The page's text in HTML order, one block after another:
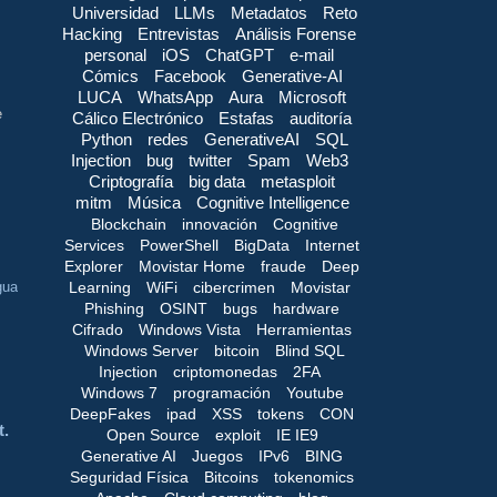
Universidad
LLMs Metadatos
Reto
Hacking
Entrevistas
Análisis Forense
personal
iOS ChatGPT
e-mail
Cómics
Facebook
Generative-AI
LUCA
WhatsApp Aura
Microsoft
Cálico Electrónico
Estafas
auditoría
Python
redes GenerativeAI
SQL
Injection
bug twitter Spam
Web3
Criptografía
big data
metasploit
mitm
Música Cognitive Intelligence
Blockchain innovación
Cognitive
Services
PowerShell BigData
Internet
Explorer
Movistar Home fraude
Deep
Learning
WiFi cibercrimen
Movistar
Phishing
OSINT bugs
hardware
Cifrado
Windows Vista
Herramientas
Windows Server
bitcoin
Blind SQL
Injection
criptomonedas
2FA
Windows 7
programación
Youtube
DeepFakes
ipad XSS tokens
CON
Open Source
exploit
IE IE9
Generative AI
Juegos IPv6
BING
Seguridad Física
Bitcoins
tokenomics